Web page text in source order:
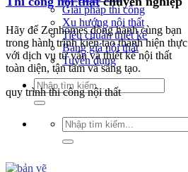
Giải pháp thi công
Xu hướng nội thất
Tiêu chuẩn thiết kế
Bảng giá nội thất
Tuyển dụng
Tìm
kiếm:
Tìm
kiếm:
Hãy để Zenhomes đồng hành cùng bạn
trong hành trình kiến tạo thành hiện thực
với dịch vụ tư vấn và thiết kế nội thất
toàn diện, tận tâm và sáng tạo.
quy trình thi công nội thất